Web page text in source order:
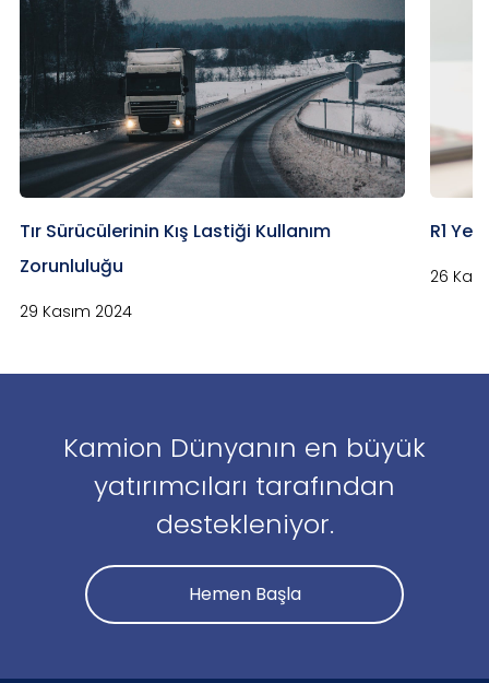
Tır Sürücülerinin Kış Lastiği Kullanım
Zorunluluğu
29 Kasım 2024
R1
26
Kamion Dünyanın en büyük
yatırımcıları tarafından
destekleniyor.
Hemen Başla